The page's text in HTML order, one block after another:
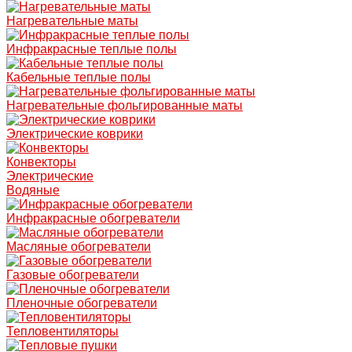
Нагревательные маты
Инфракрасные теплые полы
Кабельные теплые полы
Нагревательные фольгированные маты
Электрические коврики
Конвекторы
Электрические
Водяные
Инфракрасные обогреватели
Масляные обогреватели
Газовые обогреватели
Пленочные обогреватели
Тепловентиляторы